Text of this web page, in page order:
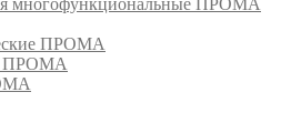
многофункциональные ПРОМА
ПРОМА
ПРОМА